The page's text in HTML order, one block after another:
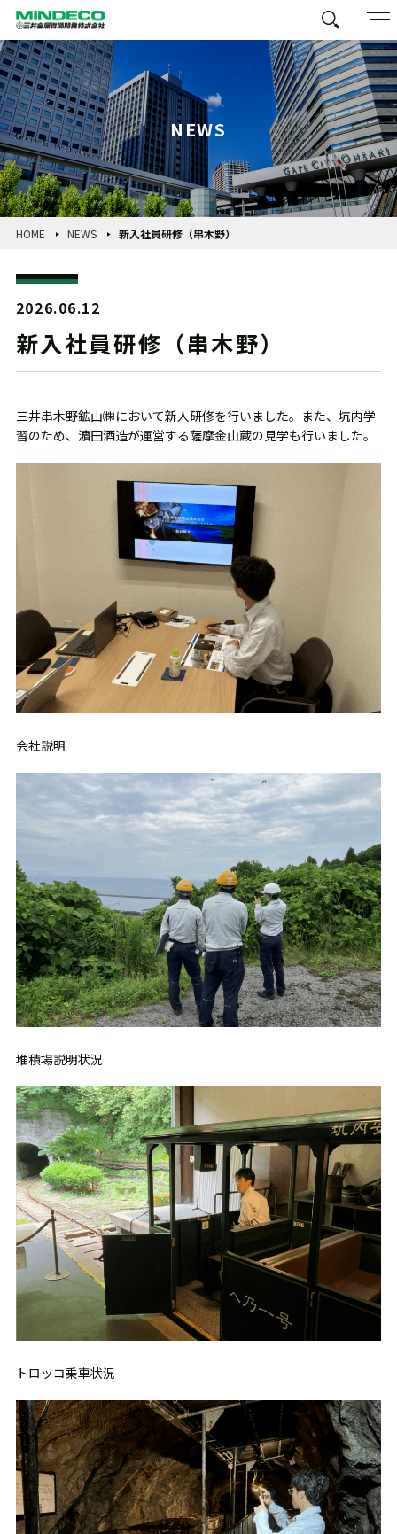
NEWS
HOME NEWS 新入社員研修（串木野）
2026.06.12
新入社員研修（串木野）
三井串木野鉱山㈱において新人研修を行いました。また、坑内学
習のため、濵田酒造が運営する薩摩金山蔵の見学も行いました。
会社説明
堆積場説明状況
トロッコ乗車状況